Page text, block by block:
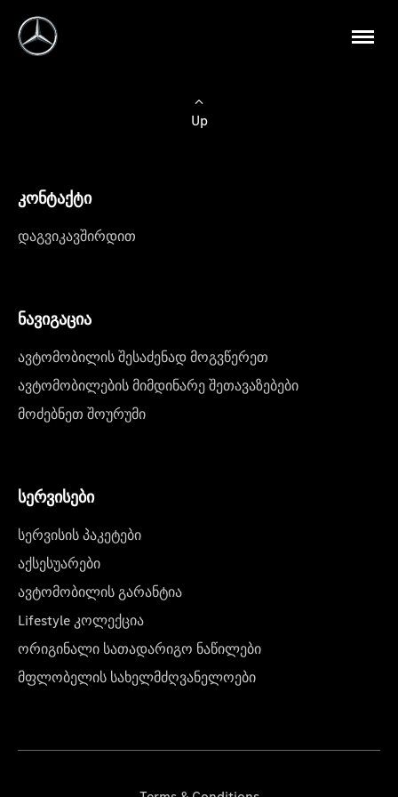
Up
კონტაქტი
დაგვიკავშირდით
ნავიგაცია
ავტომობილის შესაძენად მოგვწერეთ
ავტომობილების მიმდინარე შეთავაზებები
მოძებნეთ შოურუმი
სერვისები
სერვისის პაკეტები
აქსესუარები
ავტომობილის გარანტია
Lifestyle კოლექცია
ორიგინალი სათადარიგო ნაწილები
მფლობელის სახელმძღვანელოები